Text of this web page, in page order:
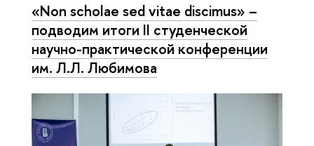
«Non scholae sed vitae discimus» –
подводим итоги II студенческой
научно-практической конференции
им. Л.Л. Любимова